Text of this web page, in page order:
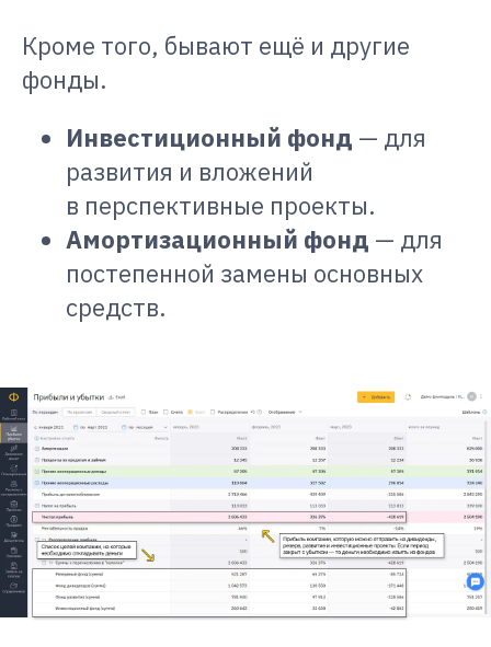
Кроме того, бывают ещё и другие
фонды.
Инвестиционный фонд — для
развития и вложений
в перспективные проекты.
Амортизационный фонд — для
постепенной замены основных
средств.